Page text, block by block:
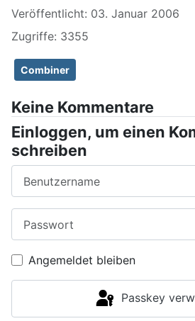
Veröffentlicht: 03. Januar 2006
Zugriffe: 3355
Combiner
Keine Kommentare
Einloggen, um einen
schreiben
Angemeldet bleiben
Passkey